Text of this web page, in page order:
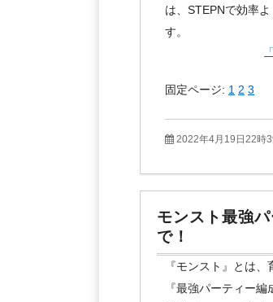
は、STEPNで効率
す。
固定ページ: 1 2 3
2022年4月19日22時
モンスト最強
で！
『モンスト』とは
『最強パーティー